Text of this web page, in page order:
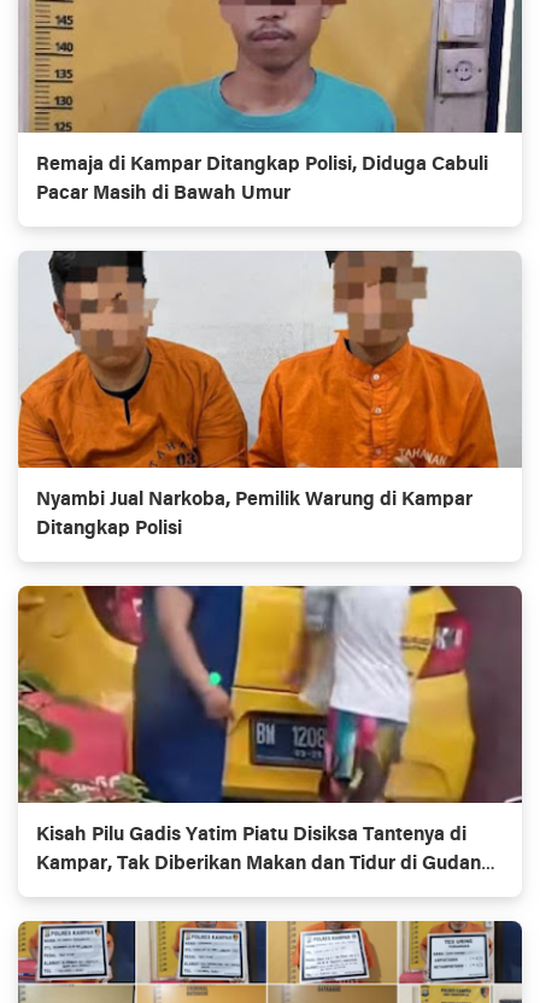
Remaja di Kampar Ditangkap Polisi, Diduga Cabuli
Pacar Masih di Bawah Umur
Nyambi Jual Narkoba, Pemilik Warung di Kampar
Ditangkap Polisi
Kisah Pilu Gadis Yatim Piatu Disiksa Tantenya di
Kampar, Tak Diberikan Makan dan Tidur di Gudang
tanpa Kasur